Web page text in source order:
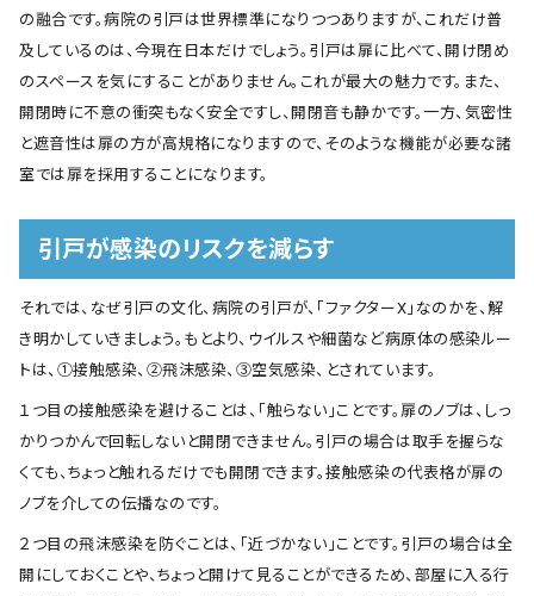
の融合です。病院の引戸は世界標準になりつつありますが、これだけ普
及しているのは、今現在日本だけでしょう。引戸は扉に比べて、開け閉め
のスペースを気にすることがありません。これが最大の魅力です。また、
開閉時に不意の衝突もなく安全ですし、開閉音も静かです。一方、気密性
と遮音性は扉の方が高規格になりますので、そのような機能が必要な諸
室では扉を採用することになります。
引戸が感染のリスクを減らす
それでは、なぜ引戸の文化、病院の引戸が、「ファクターⅩ」なのかを、解
き明かしていきましょう。もとより、ウイルスや細菌など病原体の感染ルー
トは、①接触感染、②飛沫感染、③空気感染、とされています。
１つ目の接触感染を避けることは、「触らない」ことです。扉のノブは、しっ
かりつかんで回転しないと開閉できません。引戸の場合は取手を握らな
くても、ちょっと触れるだけでも開閉できます。接触感染の代表格が扉の
ノブを介しての伝播なのです。
２つ目の飛沫感染を防ぐことは、「近づかない」ことです。引戸の場合は全
開にしておくことや、ちょっと開けて見ることができるため、部屋に入る行